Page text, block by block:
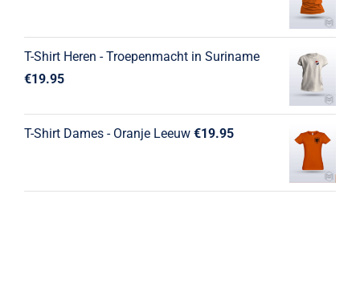
T-Shirt Heren - Troepenmacht in Suriname
€19.95
T-Shirt Dames - Oranje Leeuw €19.95